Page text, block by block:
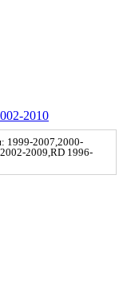
2010
1999-2007,2000-
2009,RD 1996-